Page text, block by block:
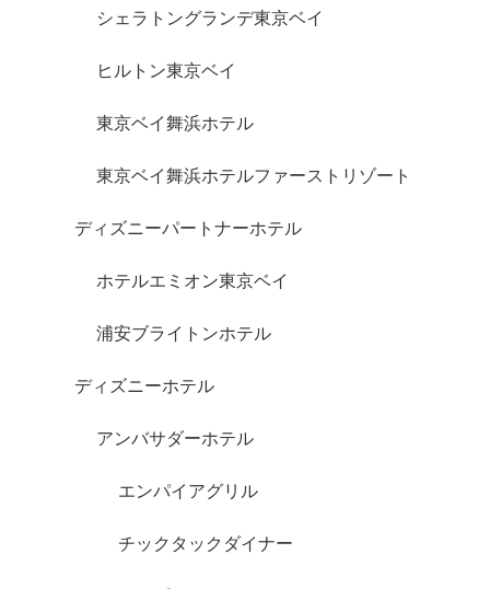
シェラトングランデ東京ベイ
ヒルトン東京ベイ
東京ベイ舞浜ホテル
東京ベイ舞浜ホテルファーストリゾート
ディズニーパートナーホテル
ホテルエミオン東京ベイ
浦安ブライトンホテル
ディズニーホテル
アンバサダーホテル
エンパイアグリル
チックタックダイナー